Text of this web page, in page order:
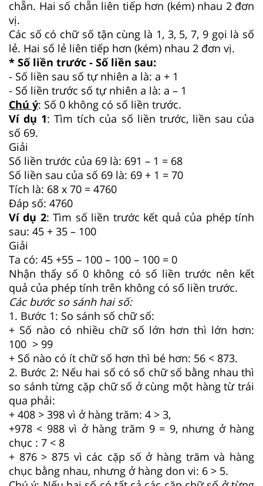
chẵn. Hai số chẵn liên tiếp hơn (kém) nhau 2 đơn
vị.
Các số có chữ số tận cùng là 1, 3, 5, 7, 9 gọi là số
lẻ. Hai số lẻ liên tiếp hơn (kém) nhau 2 đơn vị.
* Số liền trước - Số liền sau:
- Số liền sau số tự nhiên a là: a + 1
- Số liền trước số tự nhiên a là: a – 1
Chú ý: Số 0 không có số liền trước.
Ví dụ 1: Tìm tích của số liền trước, liền sau của
số 69.
Giải
Số liền trước của 69 là: 691 – 1 = 68
Số liền sau của số 69 là: 69 + 1 = 70
Tích là: 68 x 70 = 4760
Đáp số: 4760
Ví dụ 2: Tìm số liền trước kết quả của phép tính
sau: 45 + 35 – 100
Giải
Ta có: 45 +55 – 100 – 100 – 100 = 0
Nhận thấy số 0 không có số liền trước nên kết
quả của phép tính trên không có số liền trước.
Các bước so sánh hai số:
1. Bước 1: So sánh số chữ số:
+ Số nào có nhiều chữ số lớn hơn thì lớn hơn:
100 > 99
+ Số nào có ít chữ số hơn thì bé hơn: 56 < 873.
2. Bước 2: Nếu hai số có số chữ số bằng nhau thì
so sánh từng cặp chữ số ở cùng một hàng từ trái
qua phải:
+ 408 > 398 vì ở hàng trăm: 4 > 3,
+978 < 988 vì ở hàng trăm 9 = 9, nhưng ở hàng
chục : 7 < 8
+ 876 > 875 vì các cặp số ở hàng trăm và hàng
chục bằng nhau, nhưng ở hàng don vi: 6 > 5.